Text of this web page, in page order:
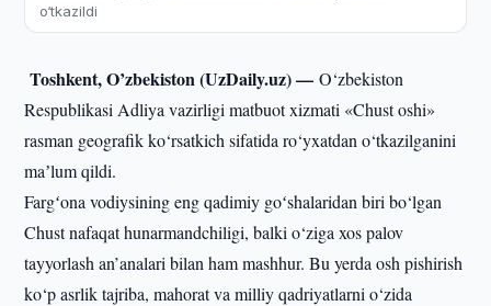
o‘tkazildi
Toshkent, O’zbekiston (UzDaily.uz) —O‘zbekiston
Respublikasi Adliya vazirligi matbuot xizmati «Chust oshi»
rasman geografik ko‘rsatkich sifatida ro‘yxatdan o‘tkazilganini
maʼlum qildi.
Fargʻona vodiysining eng qadimiy goʻshalaridan biri bo‘lgan
Chust nafaqat hunarmandchiligi, balki o‘ziga xos palov
tayyorlash an’analari bilan ham mashhur. Bu yerda osh pishirish
ko‘p asrlik tajriba, mahorat va milliy qadriyatlarni o‘zida